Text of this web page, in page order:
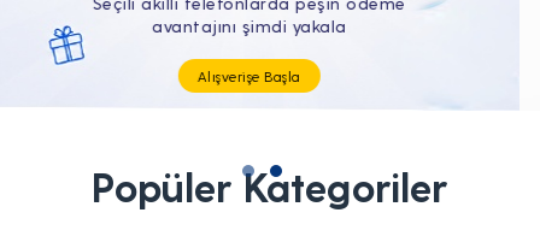
Tüm Teknolojik İhtiyaçların Tam'da
Popüler Kategoriler